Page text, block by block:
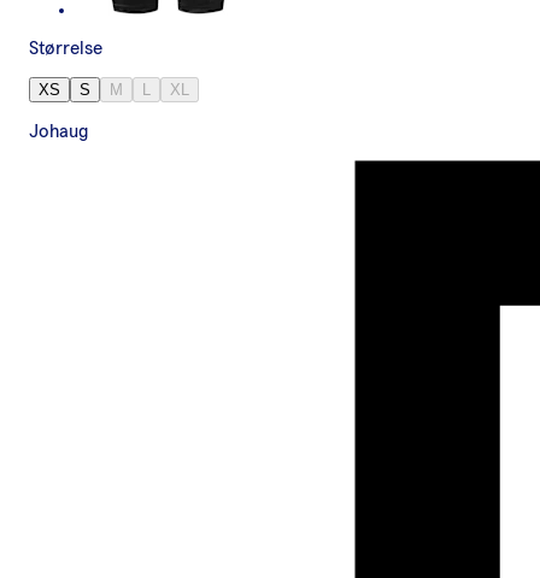
Størrelse
XS S M L XL
Johaug